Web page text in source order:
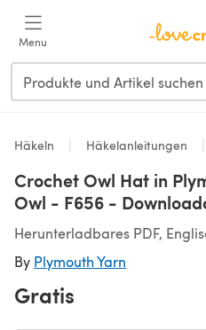
Menu
Häkeln Häkelanleitungen
Crochet Owl Hat in
Owl - F656 -
Herunterladbares PDF,
By Plymouth Yarn
Gratis